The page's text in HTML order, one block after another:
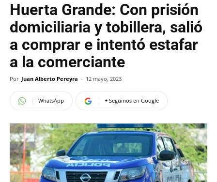
Huerta Grande: Con prisión
domiciliaria y tobillera, salió
a comprar e intentó estafar
a la comerciante
Por Juan Alberto Pereyra - 12 mayo, 2023
WhatsApp + Seguinos en Google